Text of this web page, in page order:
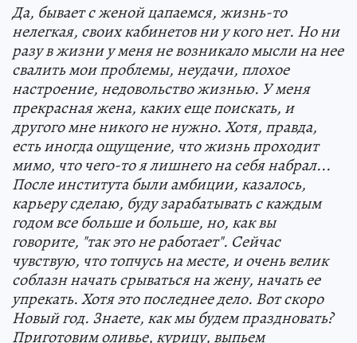
Да, бывает с женой цапаемся, жизнь-то
нелегкая, своих кабинетов ни у кого нет. Но ни
разу в жизни у меня не возникало мысли на нее
свалить мои проблемы, неудачи, плохое
настроение, недовольство жизнью. У меня
прекрасная жена, каких еще поискать, и
другого мне никого не нужно. Хотя, правда,
есть иногда ощущение, что жизнь проходит
мимо, что чего-то я лишнего на себя набрал...
После института были амбиции, казалось,
карьеру сделаю, буду зарабатывать с каждым
годом все больше и больше, но, как вы
говорите, "так это не работает". Сейчас
чувствую, что топчусь на месте, и очень велик
соблазн начать срываться на жену, начать ее
упрекать. Хотя это последнее дело. Вот скоро
Новый год. Знаете, как мы будем праздновать?
Приготовим оливье, курицу, выпьем